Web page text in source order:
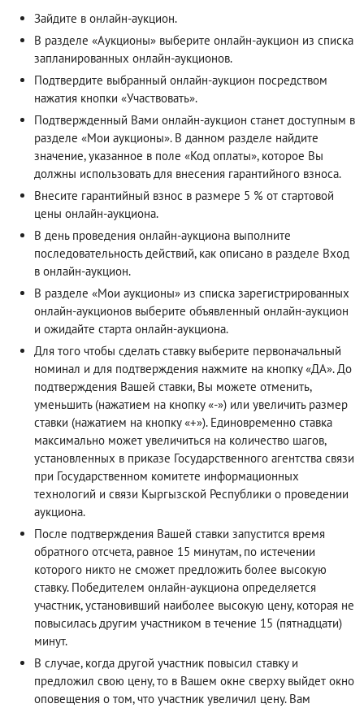
Зайдите в онлайн-аукцион.
В разделе «Аукционы» выберите онлайн-аукцион из списка
запланированных онлайн-аукционов.
Подтвердите выбранный онлайн-аукцион посредством
нажатия кнопки «Участвовать».
Подтвержденный Вами онлайн-аукцион станет доступным в
разделе «Мои аукционы». В данном разделе найдите
значение, указанное в поле «Код оплаты», которое Вы
должны использовать для внесения гарантийного взноса.
Внесите гарантийный взнос в размере 5 % от стартовой
цены онлайн-аукциона.
В день проведения онлайн-аукциона выполните
последовательность действий, как описано в разделе Вход
в онлайн-аукцион.
В разделе «Мои аукционы» из списка зарегистрированных
онлайн-аукционов выберите объявленный онлайн-аукцион
и ожидайте старта онлайн-аукциона.
Для того чтобы сделать ставку выберите первоначальный
номинал и для подтверждения нажмите на кнопку «ДА». До
подтверждения Вашей ставки, Вы можете отменить,
уменьшить (нажатием на кнопку «-») или увеличить размер
ставки (нажатием на кнопку «+»). Единовременно ставка
максимально может увеличиться на количество шагов,
установленных в приказе Государственного агентства связи
при Государственном комитете информационных
технологий и связи Кыргызской Республики о проведении
аукциона.
После подтверждения Вашей ставки запустится время
обратного отсчета, равное 15 минутам, по истечении
которого никто не сможет предложить более высокую
ставку. Победителем онлайн-аукциона определяется
участник, установивший наиболее высокую цену, которая не
повысилась другим участником в течение 15 (пятнадцати)
минут.
В случае, когда другой участник повысил ставку и
предложил свою цену, то в Вашем окне сверху выйдет окно
оповещения о том, что участник увеличил цену. Вам